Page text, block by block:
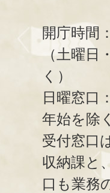
開庁時間：
（土曜日
く）
日曜窓口：
年始を除
受付窓口
収納課と、
口も業務